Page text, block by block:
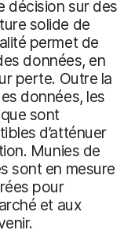
décision sur des
solide de
permet de
données, en
perte. Outre la
données, les
sont
d’atténuer
Munies de
sont en mesure
pour
et aux